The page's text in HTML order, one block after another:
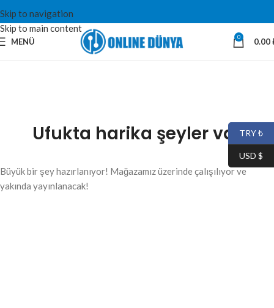
Skip to navigation
Skip to main content
MENÜ 0 0.00
Ufukta harika şeyler var
Büyük bir şey hazırlanıyor! Mağazamız üzerinde çalışılıyor ve
yakında yayınlanacak!
TRY ₺
USD $